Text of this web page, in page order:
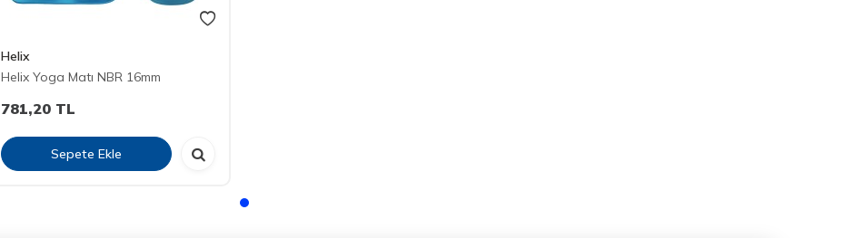
Helix
Helix Yoga Matı NBR 16mm
781,20 TL
Sepete Ekle